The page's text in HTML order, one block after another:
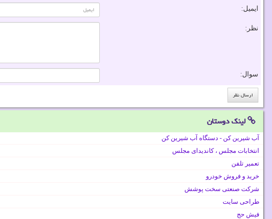
ایمیل:
نظر:
سوال:
لینک دوستان
آب شیرین کن - دستگاه آب شیرین کن
انتخابات مجلس ، کاندیدای مجلس
تعمیر تلفن
خرید و فروش خودرو
شرکت صنعتی سخت پوشش
طراحی سایت
فیش حج